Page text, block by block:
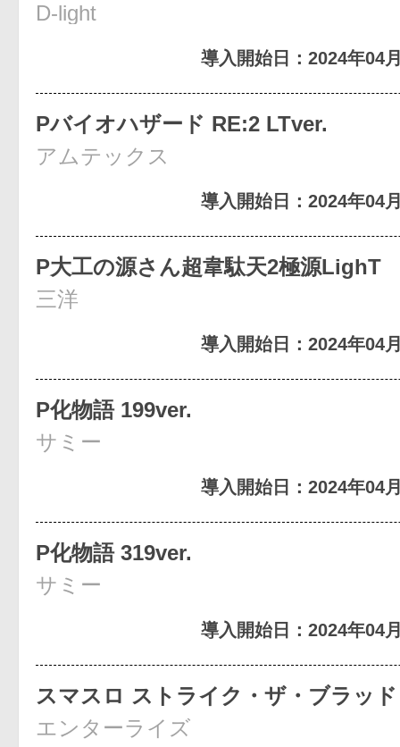
D-light
導入開始日：2024年04
Pバイオハザード RE:2 LTver.
アムテックス
導入開始日：2024年04
P大工の源さん超韋駄天2極源LighT
三洋
導入開始日：2024年04
P化物語 199ver.
サミー
導入開始日：2024年04
P化物語 319ver.
サミー
導入開始日：2024年04
スマスロ ストライク・ザ・ブラッド
エンターライズ